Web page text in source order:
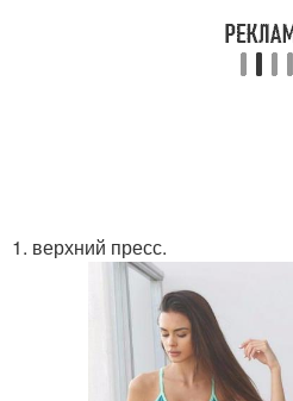
1. верхний пресс.